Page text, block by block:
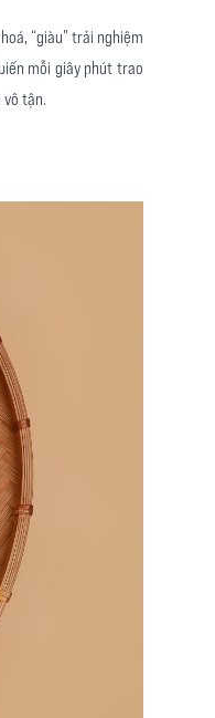
“giàu" trải nghiệm
mỗi giây phút trao
vô tận.